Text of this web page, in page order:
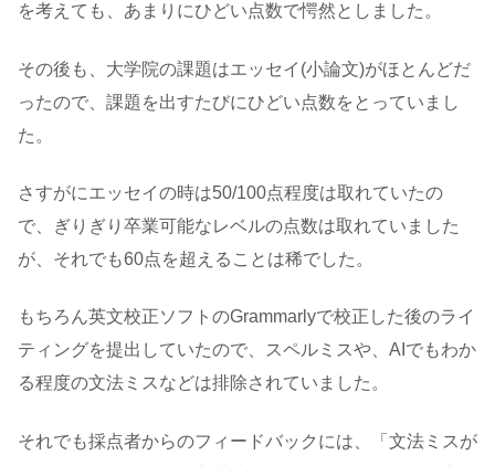
を考えても、あまりにひどい点数で愕然としました。
その後も、大学院の課題はエッセイ(小論文)がほとんどだ
ったので、課題を出すたびにひどい点数をとっていまし
た。
さすがにエッセイの時は50/100点程度は取れていたの
で、ぎりぎり卒業可能なレベルの点数は取れていました
が、それでも60点を超えることは稀でした。
もちろん英文校正ソフトのGrammarlyで校正した後のライ
ティングを提出していたので、スペルミスや、AIでもわか
る程度の文法ミスなどは排除されていました。
それでも採点者からのフィードバックには、「文法ミスが